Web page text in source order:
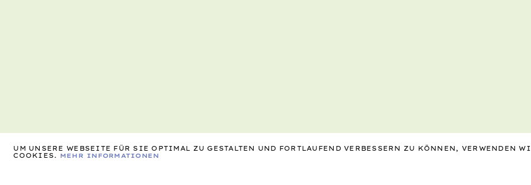
UM UNSERE WEBSEITE FÜR SIE OPTIMAL ZU GESTALTEN UND FORTLAUFEND VERBESSERN ZU KÖNNEN, VERWENDEN
COOKIES. MEHR INFORMATIONEN